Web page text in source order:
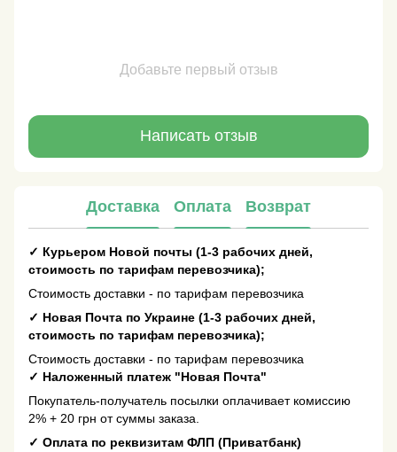
Добавьте первый отзыв
Написать отзыв
Доставка Оплата Возврат
✓ Курьером Новой почты (1-3 рабочих дней,
стоимость по тарифам перевозчика);
Стоимость доставки - по тарифам перевозчика
✓ Новая Почта по Украине (1-3 рабочих дней,
стоимость по тарифам перевозчика);
Стоимость доставки - по тарифам перевозчика
✓ Наложенный платеж "Новая Почта"
Покупатель-получатель посылки оплачивает комиссию
2% + 20 грн от суммы заказа.
✓ Оплата по реквизитам ФЛП (Приватбанк)